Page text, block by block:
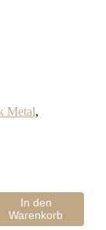
Metal,
In den
Warenkorb